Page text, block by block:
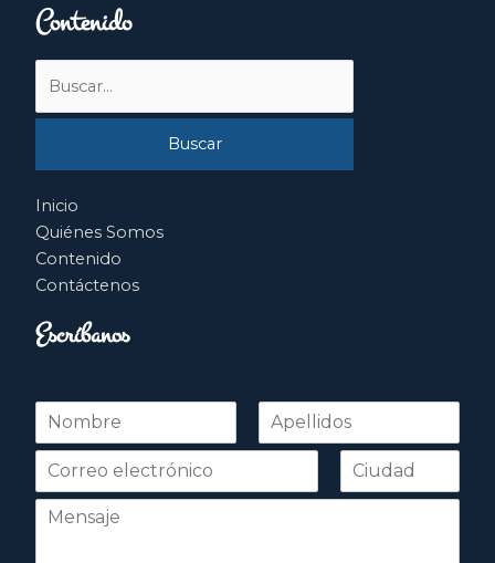
Contenido
por:
Inicio
Quiénes Somos
Contenido
Contáctenos
Escríbanos
N
m
r
Nombre Apellidos